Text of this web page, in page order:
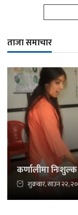
ताजा समाचार
कर्णालीमा निःशुल्क
शुक्रबार, साउन २२,